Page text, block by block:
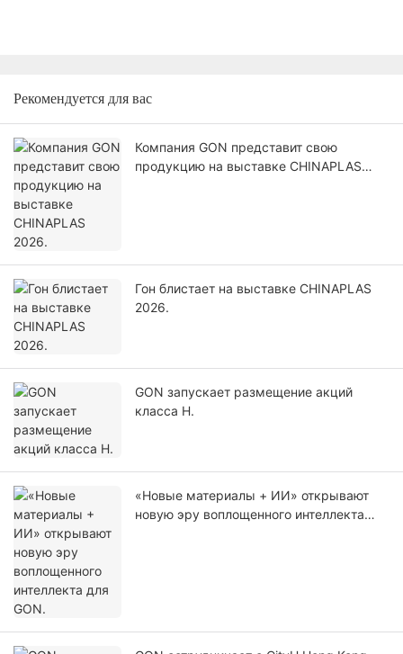
Рекомендуется для вас
Компания GON представит свою
продукцию на выставке CHINAPLAS
Гон блистает на выставке CHINAPLAS
2026.
GON запускает размещение акций
класса H.
«Новые материалы + ИИ» открывают
новую эру воплощенного интеллекта